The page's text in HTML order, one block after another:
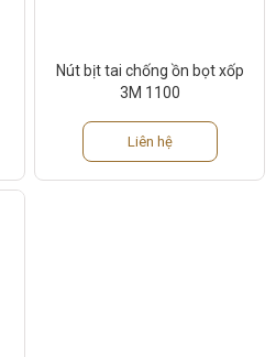
Nút bịt tai chống ồn bọt xốp
3M 1100
Liên hệ